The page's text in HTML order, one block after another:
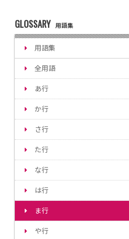
GLOSSARY 用語集
用語集
全用語
あ行
か行
さ行
た行
な行
は行
ま行
や行